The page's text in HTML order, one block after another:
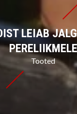
LEIAB
PERELIIKMELE
Tooted